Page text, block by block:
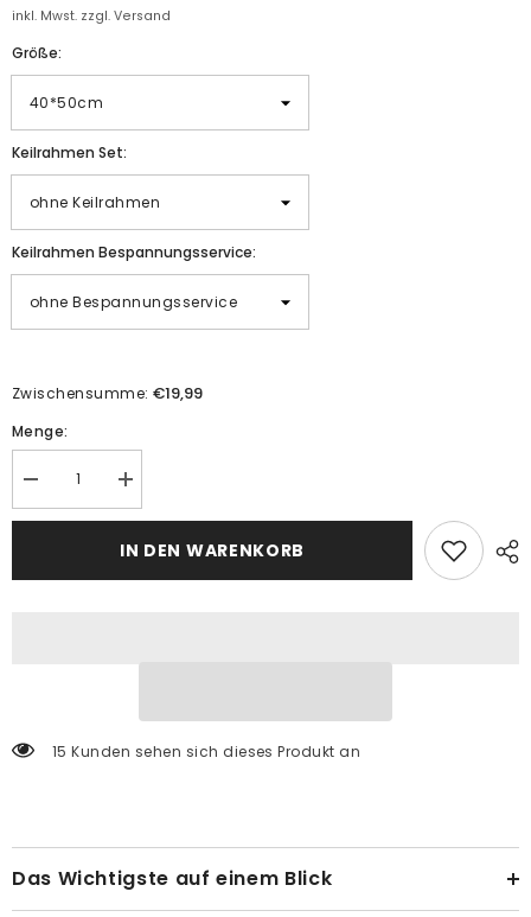
inkl. Mwst. zzgl. Versand
Größe:
Keilrahmen Set:
Keilrahmen Bespannungsservice:
Zwischensumme:€19,99
Menge:
Menge
verringern
für
Menge
erhöhen
für
nach
IN DEN WARENKORB
15 Kunden sehen sich dieses Produkt an
Das Wichtigste auf einem Blick